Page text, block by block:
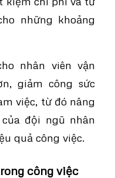
những khoảng
nhân viên vận
giảm công sức
việc, từ đó nâng
đội ngũ nhân
quả công việc.
công việc